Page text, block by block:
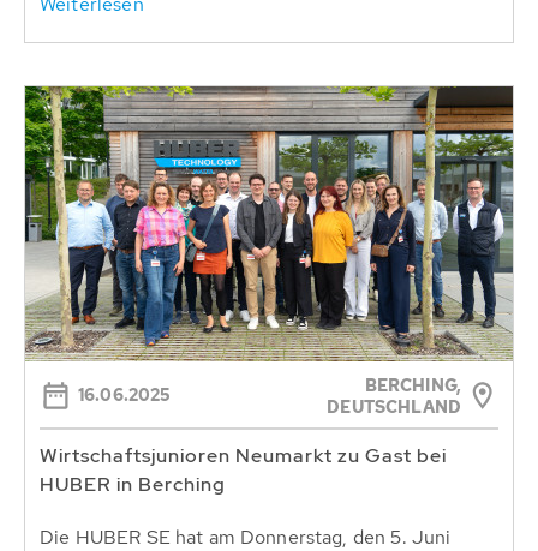
16.06.2025
BERCHING,
DEUTSCHLAND
Wirtschaftsjunioren Neumarkt zu Gast bei
HUBER in Berching
Die HUBER SE hat am Donnerstag, den 5. Juni